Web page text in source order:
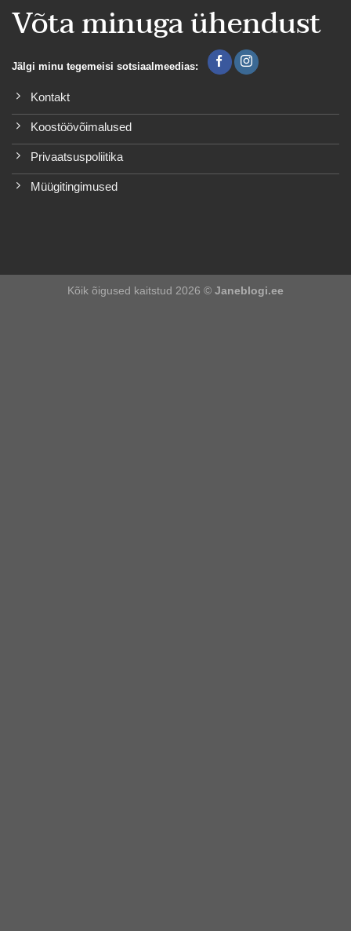
Võta minuga ühendust
Jälgi minu tegemeisi sotsiaalmeedias:
Kontakt
Koostöövõimalused
Privaatsuspoliitika
Müügitingimused
Kõik õigused kaitstud 2026 © Janeblogi.ee